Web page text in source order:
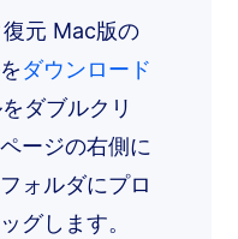
元 Mac版の
ダウンロード
ダブルクリ
ージの右側に
ォルダにプロ
グします。